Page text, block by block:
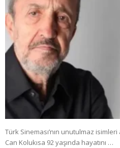
Türk Sineması’nın unutulmaz
Can Kolukısa 92 yaşında hayatını …